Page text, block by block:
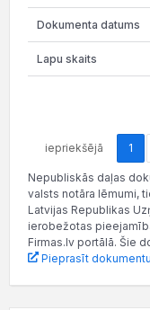
iepriekšējā 1
Nepubliskās daļas
valsts notāra lēmumi,
Latvijas Republikas
ierobežotas
Firmas.lv portālā. Šie
Pieprasīt